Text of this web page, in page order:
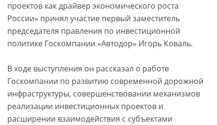
проектов как драйвер экономического роста
России» принял участие первый заместитель
председателя правления по инвестиционной
политике Госкомпании «Автодор» Игорь Коваль.
В ходе выступления он рассказал о работе
Госкомпании по развитию современной дорожной
инфраструктуры, совершенствовании механизмов
реализации инвестиционных проектов и
расширении взаимодействия с субъектами